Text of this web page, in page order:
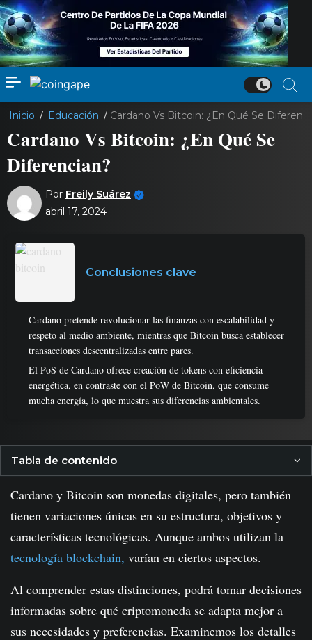
Inicio / Educación / Cardano Vs Bitcoin: ¿En Qué Se
Cardano Vs Bitcoin: ¿En Qué Se
Diferencian?
Por Freily Suárez
abril 17, 2024
Conclusiones clave
Cardano pretende revolucionar las finanzas con escalabilidad y
respeto al medio ambiente, mientras que Bitcoin busca establecer
transacciones descentralizadas entre pares.
El PoS de Cardano ofrece creación de tokens con eficiencia
energética, en contraste con el PoW de Bitcoin, que consume
mucha energía, lo que muestra sus diferencias ambientales.
Tabla de contenido
Cardano y Bitcoin son monedas digitales, pero también
tienen variaciones únicas en su estructura, objetivos y
características tecnológicas. Aunque ambos utilizan la
tecnología blockchain, varían en ciertos aspectos.
Al comprender estas distinciones, podrá tomar decisiones
informadas sobre qué criptomoneda se adapta mejor a
sus necesidades y preferencias. Examinemos los detalles